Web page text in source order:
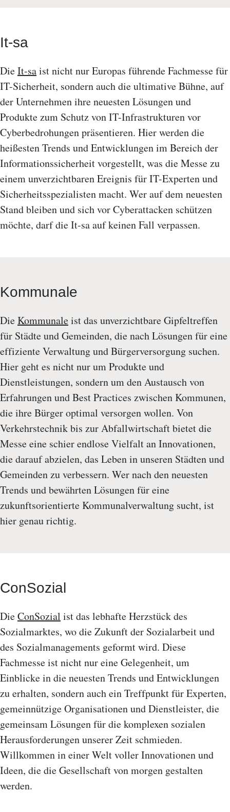
It-sa
DieIt-saist nicht nur Europas führende Fachmesse für
IT-Sicherheit, sondern auch die ultimative Bühne, auf
der Unternehmen ihre neuesten Lösungen und
Produkte zum Schutz von IT-Infrastrukturen vor
Cyberbedrohungen präsentieren. Hier werden die
heißesten Trends und Entwicklungen im Bereich der
Informationssicherheit vorgestellt, was die Messe zu
einem unverzichtbaren Ereignis für IT-Experten und
Sicherheitsspezialisten macht. Wer auf dem neuesten
Stand bleiben und sich vor Cyberattacken schützen
möchte, darf die It-sa auf keinen Fall verpassen.
Kommunale
DieKommunaleist das unverzichtbare Gipfeltreffen
für Städte und Gemeinden, die nach Lösungen für eine
effiziente Verwaltung und Bürgerversorgung suchen.
Hier geht es nicht nur um Produkte und
Dienstleistungen, sondern um den Austausch von
Erfahrungen und Best Practices zwischen Kommunen,
die ihre Bürger optimal versorgen wollen. Von
Verkehrstechnik bis zur Abfallwirtschaft bietet die
Messe eine schier endlose Vielfalt an Innovationen,
die darauf abzielen, das Leben in unseren Städten und
Gemeinden zu verbessern. Wer nach den neuesten
Trends und bewährten Lösungen für eine
zukunftsorientierte Kommunalverwaltung sucht, ist
hier genau richtig.
ConSozial
DieConSozial ist das lebhafte Herzstück des
Sozialmarktes, wo die Zukunft der Sozialarbeit und
des Sozialmanagements geformt wird. Diese
Fachmesse ist nicht nur eine Gelegenheit, um
Einblicke in die neuesten Trends und Entwicklungen
zu erhalten, sondern auch ein Treffpunkt für Experten,
gemeinnützige Organisationen und Dienstleister, die
gemeinsam Lösungen für die komplexen sozialen
Herausforderungen unserer Zeit schmieden.
Willkommen in einer Welt voller Innovationen und
Ideen, die die Gesellschaft von morgen gestalten
werden.